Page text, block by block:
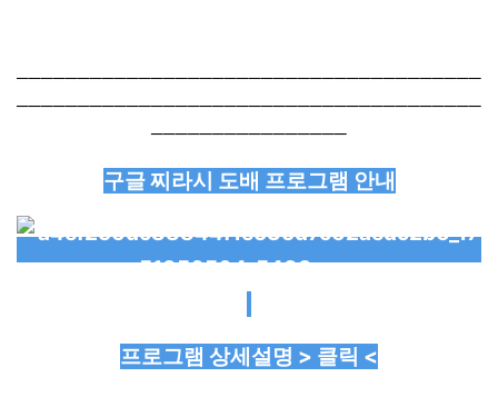
──────────────────────────────────────
──────────────────────────────────────
────────────────
구글 찌라시 도배 프로그램 안내
프로그램 상세설명 > 클릭 <